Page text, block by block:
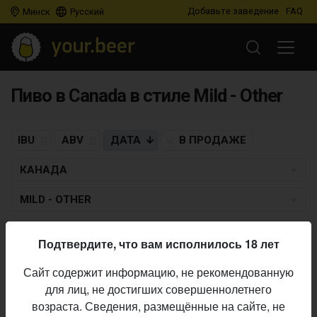
Минск Русский Добавьте заведение FAQ
Пиво в Canada в стиле Mild - Other
IBU ABV ДАТА В ПРОДАЖЕ
КАНАДА
MILD - OTHER
Mild - Other• 3,5% ABV • 20 IBU •16.07.2020
Подтвердите, что вам исполнилось 18 лет
Сайт содержит информацию, не рекомендованную
для лиц, не достигших совершеннолетнего
возраста. Сведения, размещённые на сайте, не